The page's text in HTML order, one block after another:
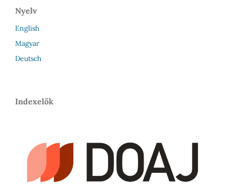
Nyelv
English
Magyar
Deutsch
Indexelők